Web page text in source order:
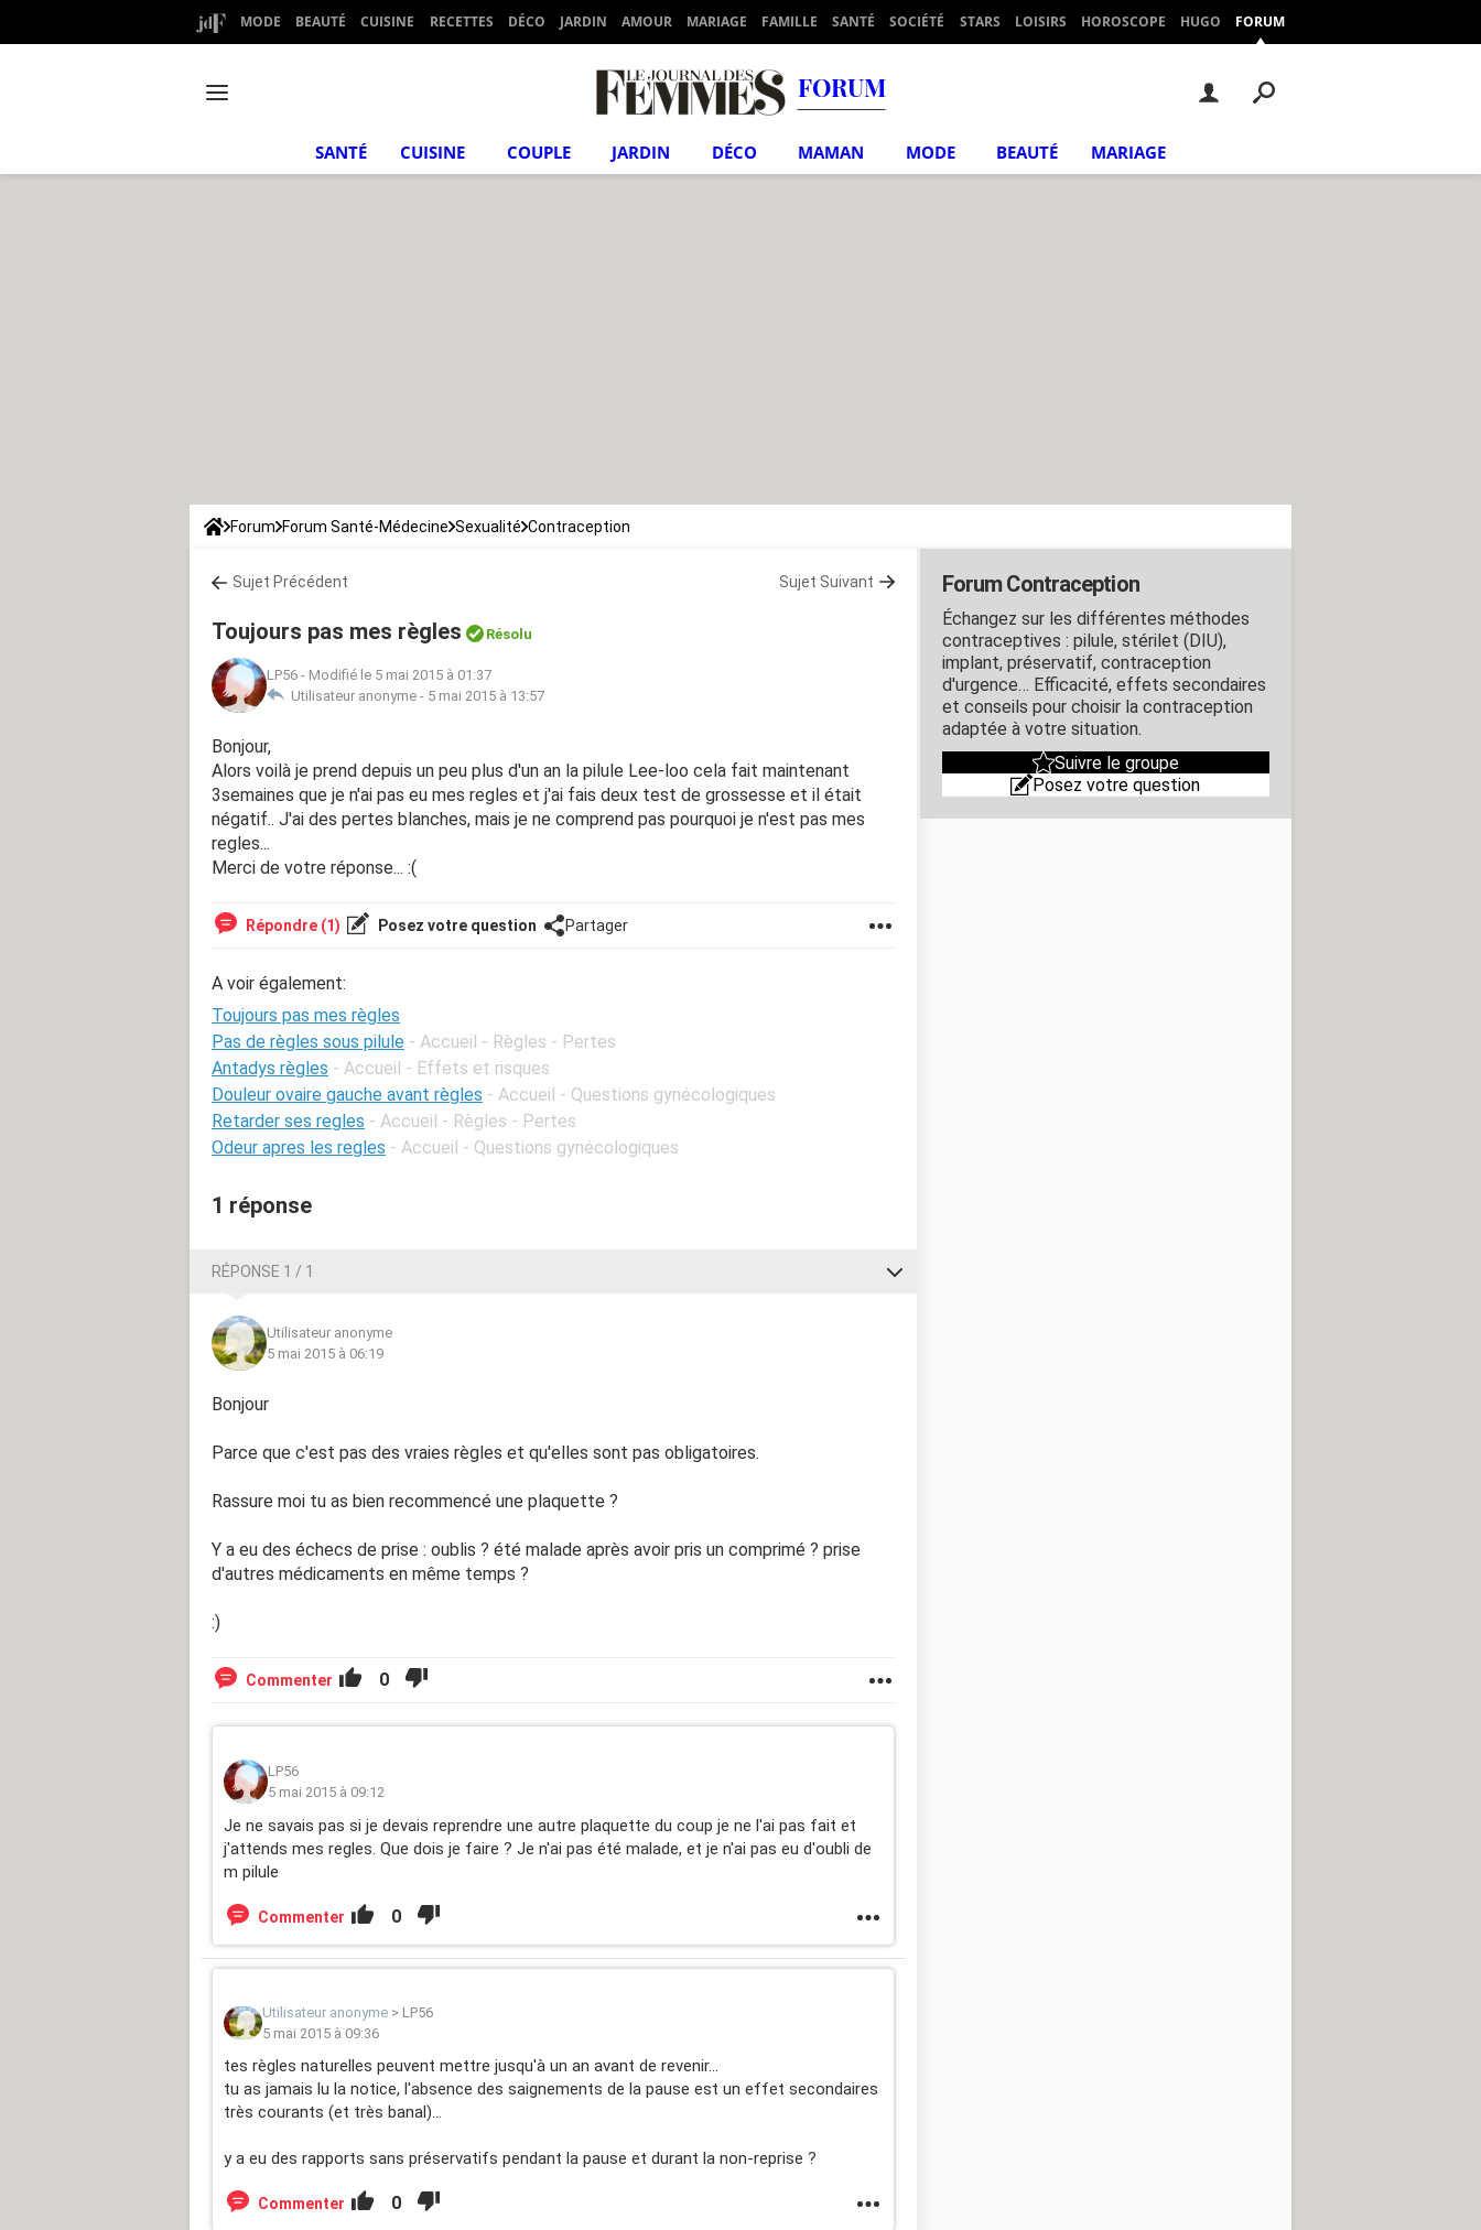
MODE BEAUTÉ CUISINE RECETTES DÉCO JARDIN AMOUR MARIAGE FAMILLE SANTÉ SOCIÉTÉ STARS LOISIRS HOROSCOPE HUGO FORUM
FORUM
SANTÉ CUISINE COUPLE JARDIN DÉCO MAMAN MODE BEAUTÉ MARIAGE
Forum Forum Santé-Médecine Sexualité Contraception
Sujet Précédent Sujet Suivant
Toujours pas mes règles Résolu
LP56 - Modifié le 5 mai 2015 à 01:37
Utilisateur anonyme - 5 mai 2015 à 13:57
Bonjour,
Alors voilà je prend depuis un peu plus d'un an la pilule Lee-loo cela fait maintenant
3semaines que je n'ai pas eu mes regles et j'ai fais deux test de grossesse et il était
négatif.. J'ai des pertes blanches, mais je ne comprend pas pourquoi je n'est pas mes
regles...
Merci de votre réponse... :(
Répondre (1) Posez votre question Partager
A voir également:
Toujours pas mes règles
Pas de règles sous pilule - Accueil - Règles - Pertes
Antadys règles - Accueil - Effets et risques
Douleur ovaire gauche avant règles - Accueil - Questions gynécologiques
Retarder ses regles - Accueil - Règles - Pertes
Odeur apres les regles - Accueil - Questions gynécologiques
1 réponse
RÉPONSE 1 / 1
Utilisateur anonyme
5 mai 2015 à 06:19
Bonjour
Parce que c'est pas des vraies règles et qu'elles sont pas obligatoires.
Rassure moi tu as bien recommencé une plaquette ?
Y a eu des échecs de prise : oublis ? été malade après avoir pris un comprimé ? prise
d'autres médicaments en même temps ?
:)
Commenter 0
LP56
5 mai 2015 à 09:12
Je ne savais pas si je devais reprendre une autre plaquette du coup je ne l'ai pas fait et
j'attends mes regles. Que dois je faire ? Je n'ai pas été malade, et je n'ai pas eu d'oubli de
m pilule
Commenter 0
Utilisateur anonyme > LP56
5 mai 2015 à 09:36
tes règles naturelles peuvent mettre jusqu'à un an avant de revenir...
tu as jamais lu la notice, l'absence des saignements de la pause est un effet secondaires
très courants (et très banal)...
y a eu des rapports sans préservatifs pendant la pause et durant la non-reprise ?
Commenter 0
Forum Contraception
Échangez sur les différentes méthodes
contraceptives : pilule, stérilet (DIU),
implant, préservatif, contraception
d'urgence… Efficacité, effets secondaires
et conseils pour choisir la contraception
adaptée à votre situation.
Suivre le groupe
Posez votre question